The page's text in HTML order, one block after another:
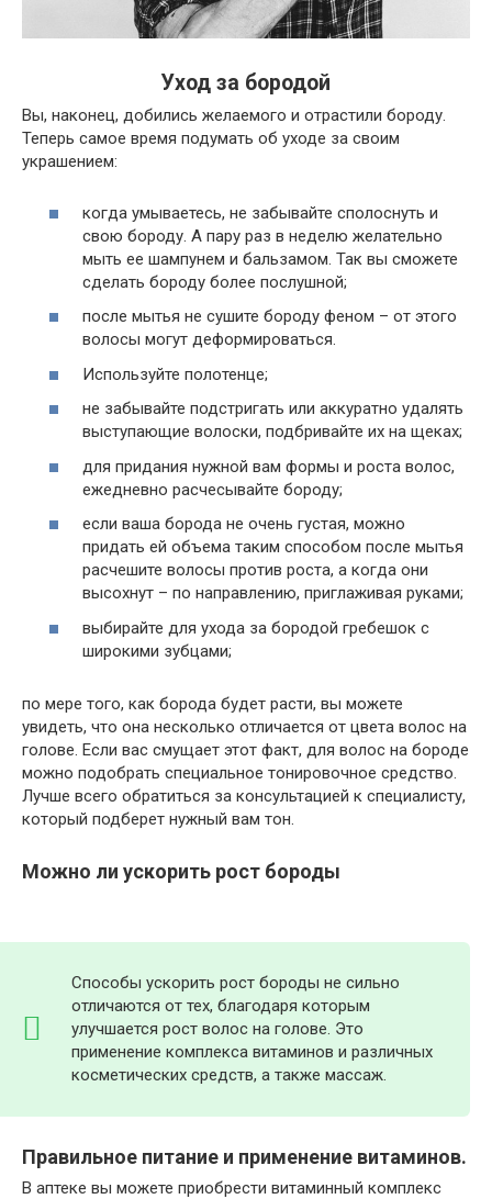
Уход за бородой
Вы, наконец, добились желаемого и отрастили бороду.
Теперь самое время подумать об уходе за своим
украшением:
когда умываетесь, не забывайте сполоснуть и
свою бороду. А пару раз в неделю желательно
мыть ее шампунем и бальзамом. Так вы сможете
сделать бороду более послушной;
после мытья не сушите бороду феном – от этого
волосы могут деформироваться.
Используйте полотенце;
не забывайте подстригать или аккуратно удалять
выступающие волоски, подбривайте их на щеках;
для придания нужной вам формы и роста волос,
ежедневно расчесывайте бороду;
если ваша борода не очень густая, можно
придать ей объема таким способом после мытья
расчешите волосы против роста, а когда они
высохнут – по направлению, приглаживая руками;
выбирайте для ухода за бородой гребешок с
широкими зубцами;
по мере того, как борода будет расти, вы можете
увидеть, что она несколько отличается от цвета волос на
голове. Если вас смущает этот факт, для волос на бороде
можно подобрать специальное тонировочное средство.
Лучше всего обратиться за консультацией к специалисту,
который подберет нужный вам тон.
Можно ли ускорить рост бороды
Способы ускорить рост бороды не сильно
отличаются от тех, благодаря которым
улучшается рост волос на голове. Это
применение комплекса витаминов и различных
косметических средств, а также массаж.
Правильное питание и применение витаминов.
В аптеке вы можете приобрести витаминный комплекс